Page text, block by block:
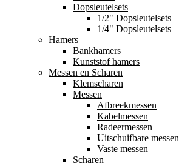
Dopsleutelsets
1/2" Dopsleutelsets
1/4" Dopsleutelsets
Hamers
Bankhamers
Kunststof hamers
Messen en Scharen
Klemscharen
Messen
Afbreekmessen
Kabelmessen
Radeermessen
Uitschuifbare messen
Vaste messen
Scharen